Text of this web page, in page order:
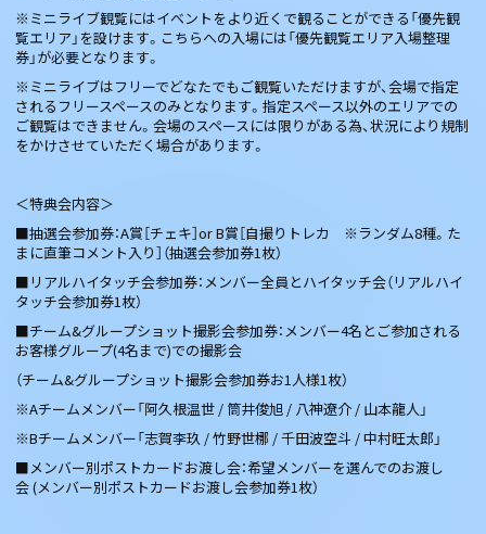
※ミニライブ観覧にはイベントをより近くで観ることができる「優先観
覧エリア」を設けます。こちらへの入場には「優先観覧エリア入場整理
券」が必要となります。
※ミニライブはフリーでどなたでもご観覧いただけますが、会場で指定
されるフリースペースのみとなります。指定スペース以外のエリアでの
ご観覧はできません。会場のスペースには限りがある為、状況により規制
をかけさせていただく場合があります。
＜特典会内容＞
■抽選会参加券：A賞［チェキ］or B賞［自撮りトレカ ※ランダム8種。た
まに直筆コメント入り］（抽選会参加券1枚）
■リアルハイタッチ会参加券：メンバー全員とハイタッチ会（リアルハイ
タッチ会参加券1枚）
■チーム&グループショット撮影会参加券：メンバー4名とご参加される
お客様グループ(4名まで)での撮影会
（チーム&グループショット撮影会参加券お1人様1枚）
※Aチームメンバー「阿久根温世 / 筒井俊旭 / 八神遼介 / 山本龍人」
※Bチームメンバー「志賀李玖 / 竹野世梛 / 千田波空斗 / 中村旺太郎」
■メンバー別ポストカードお渡し会：希望メンバーを選んでのお渡し
会 (メンバー別ポストカードお渡し会参加券1枚）